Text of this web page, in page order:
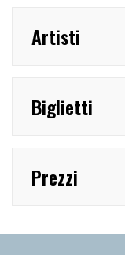
Artisti
Biglietti
Prezzi